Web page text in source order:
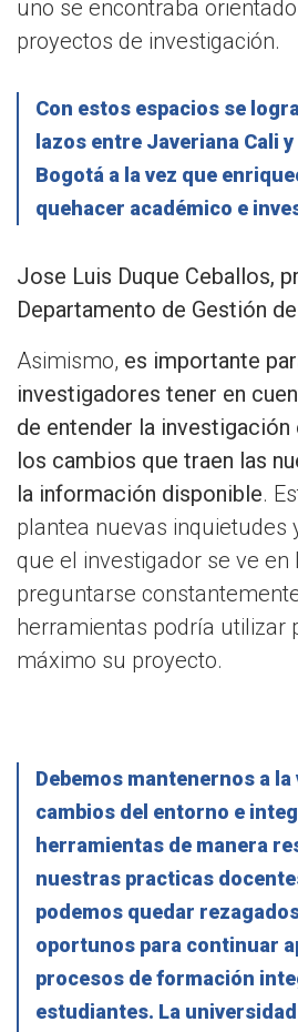
uno se encontraba
proyectos de investigación.
Con estos espacios se
lazos entre Javeriana Cali
Bogotá a la vez que
quehacer académico e
Jose Luis Duque Ceballos,
Departamento de Gestión
Asimismo, es importante
investigadores tener en
de entender la investigación
los cambios que traen las
la información disponible.
plantea nuevas inquietudes
que el investigador se ve en
preguntarse
herramientas podría utilizar
máximo su proyecto.
Debemos mantenernos a
cambios del entorno e
herramientas de manera
nuestras practicas
podemos quedar
oportunos para continuar
procesos de formación
estudiantes. La